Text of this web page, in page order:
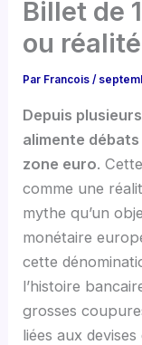
Billet de
ou
Par Francois/
Depuis
alimente
zone euro.
comme une
mythe qu’un
monétaire
cette
l’histoire
grosses
liées aux